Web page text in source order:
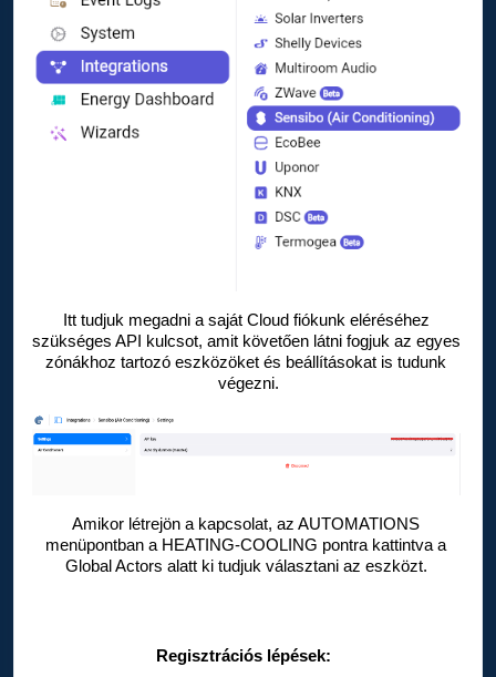
Itt tudjuk megadni a saját Cloud fiókunk eléréséhez
szükséges API kulcsot, amit követően látni fogjuk az egyes
zónákhoz tartozó eszközöket és beállításokat is tudunk
végezni.
Amikor létrejön a kapcsolat, az AUTOMATIONS
menüpontban a HEATING-COOLING pontra kattintva a
Global Actors alatt ki tudjuk választani az eszközt.
Regisztrációs lépések: